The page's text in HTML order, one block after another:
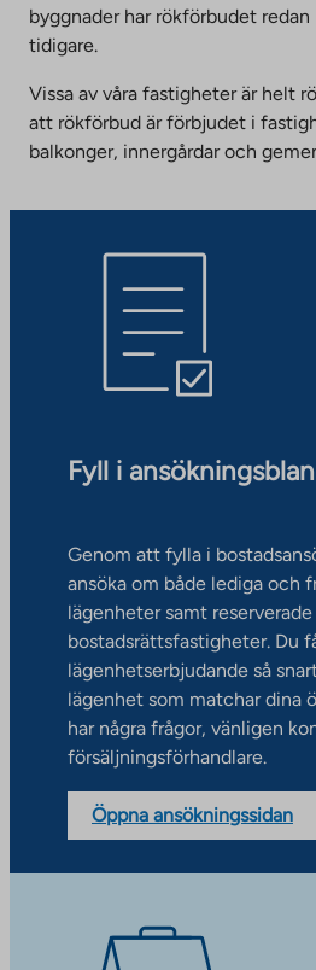
byggnader har rökförbudet
tidigare.
Vissa av våra fastigheter är helt
att rökförbud är förbjudet i
balkonger, innergårdar och
Fyll i
Genom att fylla i
ansöka om både lediga och
lägenheter samt reserverade
bostadsrättsfastigheter. Du
lägenhetserbjudande så
lägenhet som matchar dina
har några frågor, vänligen
försäljningsförhandlare.
Öppna ansökningssidan